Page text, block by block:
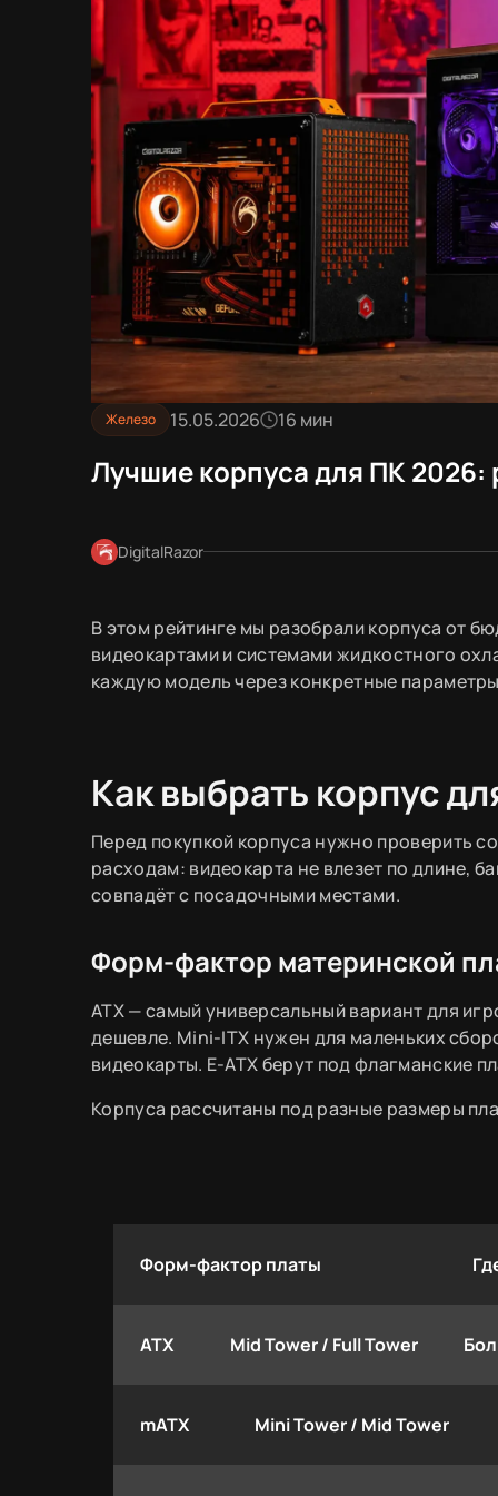
Железо 15.05.2026 16 мин
Лучшие корпуса для ПК
DigitalRazor
В этом рейтинге мы разобрали корпуса от
видеокартами и системами жидкостного
каждую модель через конкретные
Как выбрать корпус
Перед покупкой корпуса нужно проверить
расходам: видеокарта не влезет по длине,
совпадёт с посадочными местами.
Форм-фактор материнской
ATX — самый универсальный вариант для
дешевле. Mini-ITX нужен для маленьких
видеокарты. E-ATX берут под флагманские
Корпуса рассчитаны под разные размеры
Форм-фактор платы
ATX Mid Tower / Full Tower
mATX Mini Tower / Mid Tower